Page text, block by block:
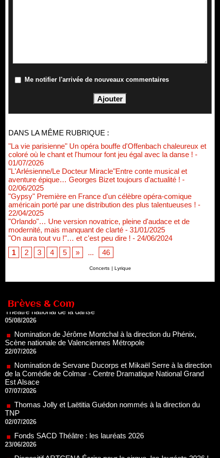
Me notifier l'arrivée de nouveaux commentaires
DANS LA MÊME RUBRIQUE :
"La vie parisienne" Un opéra bouffe d'Offenbach chaleureux et
coloré où le chant et l'humour font jeu égal avec la danse ! -
01/07/2026
"L'Arlésienne/Le Docteur Miracle"Entre conte musical et
aventure épique… Georges Bizet toujours d'actualité ! -
02/06/2025
"Gypsy" Première en France d'un célèbre opéra-comique
américain porté par une distribution des plus talentueuses ! -
22/04/2025
"Orlando"… Une version novatrice, pleine d'audace et de
modernité, mais manquant de clarté - 31/01/2025
"On aura tout vu !"… et c'est peu dire ! - 24/06/2024
1
2 3 4 5 » ... 46
Concerts | Lyrique
Brèves & Com
Théâtre national de la danse
Scène nationale de Valenciennes Métropole
22/07/2026
Nomination de Servane Ducorps et Mikaël Serre à la direction
de la Comédie de Colmar - Centre Dramatique National Grand
Est Alsace
07/07/2026
Thomas Jolly et Laëtitia Guédon nommés à la direction du
TNP
02/07/2026
Fonds SACD Théâtre : les lauréats 2026
23/06/2026
Dispositif ARTCENA Écrire pour le cirque, les lauréats 2026 !
20/06/2026
Le palmarès des prix SACD 2026
18/06/2026